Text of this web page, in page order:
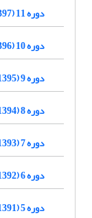
دوره 11 (1397)
دوره 10 (1396)
دوره 9 (1395)
دوره 8 (1394)
دوره 7 (1393)
دوره 6 (1392)
دوره 5 (1391)